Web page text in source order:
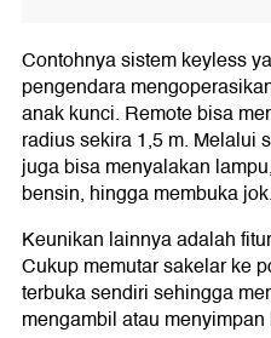
Contohnya sistem keyless
pengendara
anak kunci. Remote bisa
radius sekira 1,5 m. Melalui
juga bisa menyalakan
bensin, hingga membuka jok.
Keunikan lainnya adalah
Cukup memutar sakelar ke
terbuka sendiri sehingga
mengambil atau